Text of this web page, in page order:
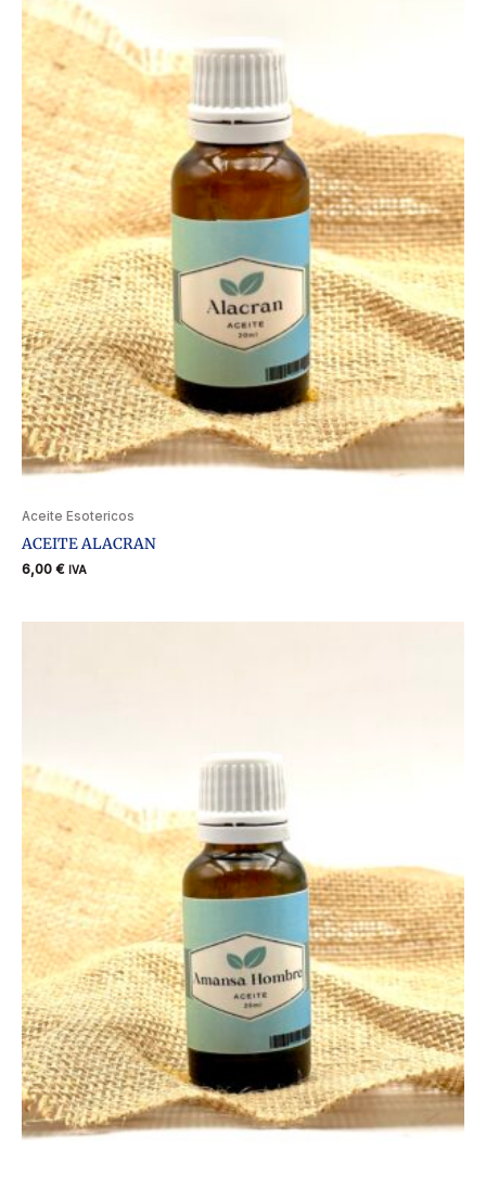
Aceite Esotericos
ACEITE ALACRAN
6,00 € IVA